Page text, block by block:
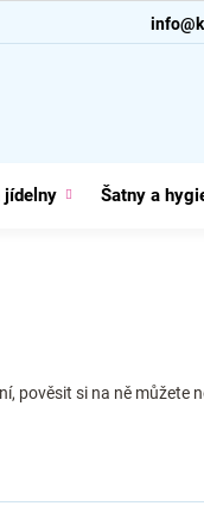
údajů
jídelny Šatny a
si na ně můžete